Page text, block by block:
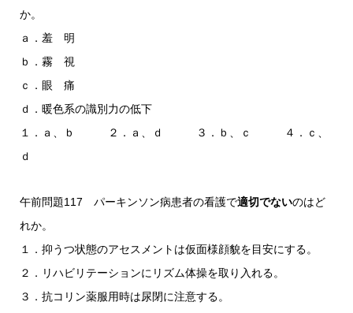
か。
ａ．羞 明
ｂ．霧 視
ｃ．眼 痛
ｄ．暖色系の識別力の低下
１．ａ、ｂ ２．ａ、ｄ ３．ｂ、ｃ ４．ｃ、
ｄ
午前問題117 パーキンソン病患者の看護で適切でないのはど
れか。
１．抑うつ状態のアセスメントは仮面様顔貌を目安にする。
２．リハビリテーションにリズム体操を取り入れる。
３．抗コリン薬服用時は尿閉に注意する。